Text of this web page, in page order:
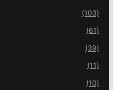
(103)
(61)
(39)
(11)
(10)